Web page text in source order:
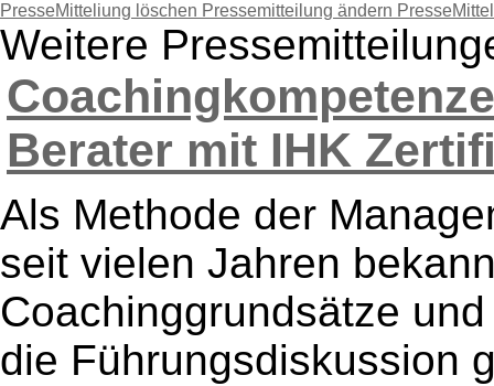
PresseMitteliung löschen Pressemitteilung ändern
Weitere
Berater mit IHK
Als Methode der
seit vielen Jahren
Coachinggrundsätze
die Führungsdiskussion